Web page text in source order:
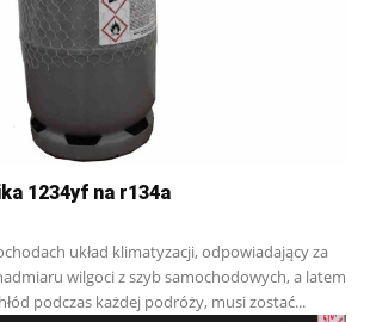
1234yf na r134a
układ klimatyzacji, odpowiadający za
wilgoci z szyb samochodowych, a latem
podczas każdej podróży, musi zostać...